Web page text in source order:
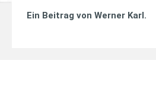
Ein Beitrag von Werner Karl.